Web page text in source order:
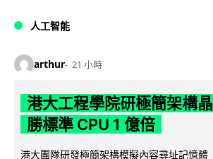
人工智能
arthur 21 小時
港大工程學院研極簡架構
勝標準 CPU 1 億倍
港大團隊研發極簡架構模擬內容尋址記憶體